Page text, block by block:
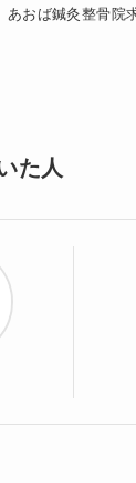
あおば鍼灸整骨院
た人